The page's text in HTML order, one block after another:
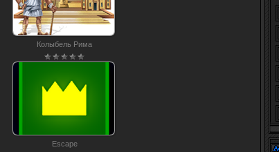
Колыбель Рима
Escape